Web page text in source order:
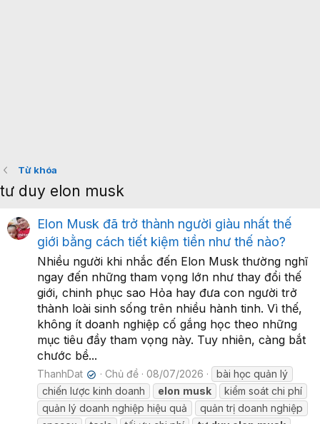
Từ khóa
tư duy elon musk
Elon Musk đã trở thành người giàu nhất thế
giới bằng cách tiết kiệm tiền như thế nào?
Nhiều người khi nhắc đến Elon Musk thường nghĩ
ngay đến những tham vọng lớn như thay đổi thế
giới, chinh phục sao Hỏa hay đưa con người trở
thành loài sinh sống trên nhiều hành tinh. Vì thế,
không ít doanh nghiệp cố gắng học theo những
mục tiêu đầy tham vọng này. Tuy nhiên, càng bắt
chước bề...
ThanhDat ✔ Chủ đề 08/07/2026
bài học quản lý
chiến lược kinh doanh
elon musk
kiểm soát chi phí
quản lý doanh nghiệp hiệu quả
quản trị doanh nghiệp